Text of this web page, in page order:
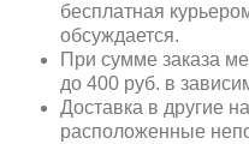
бесплатная
обсуждается.
При сумме заказа
до 400 руб. в
Доставка в другие
расположенные